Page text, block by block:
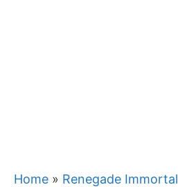
Home » Renegade Immortal